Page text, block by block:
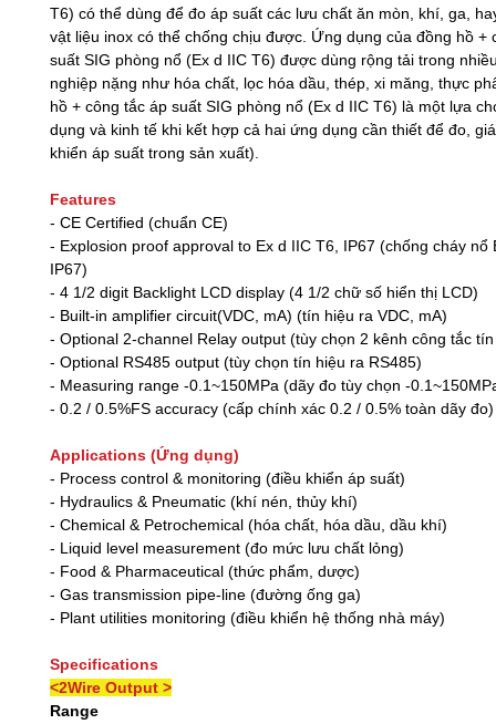
T6) có thể dùng để đo áp suất các lưu chất ăn mòn, khí, ga,
vật liệu inox có thể chống chịu được. Ứng dụng của đồng hồ +
suất SIG phòng nổ (Ex d IIC T6) được dùng rộng tải trong
nghiệp nặng như hóa chất, lọc hóa dầu, thép, xi măng, thực
hồ + công tắc áp suất SIG phòng nổ (Ex d IIC T6) là một lựa
dụng và kinh tế khi kết hợp cả hai ứng dụng cần thiết để đo,
khiển áp suất trong sản xuất).
Features
- CE Certified (chuẩn CE)
- Explosion proof approval to Ex d IIC T6, IP67 (chống cháy nổ
IP67)
- 4 1/2 digit Backlight LCD display (4 1/2 chữ số hiển thị LCD)
- Built-in amplifier circuit(VDC, mA) (tín hiệu ra VDC, mA)
- Optional 2-channel Relay output (tùy chọn 2 kênh công tắc
- Optional RS485 output (tùy chọn tín hiệu ra RS485)
- Measuring range -0.1~150MPa (dãy đo tùy chọn -
- 0.2 / 0.5%FS accuracy (cấp chính xác 0.2 / 0.5% toàn dãy đo)
Applications (Ứng dụng)
- Process control & monitoring (điều khiển áp suất)
- Hydraulics & Pneumatic (khí nén, thủy khí)
- Chemical & Petrochemical (hóa chất, hóa dầu, dầu khí)
- Liquid level measurement (đo mức lưu chất lỏng)
- Food & Pharmaceutical (thức phẩm, dược)
- Gas transmission pipe-line (đường ống ga)
- Plant utilities monitoring (điều khiển hệ thống nhà máy)
Specifications
<2Wire Output >
Range